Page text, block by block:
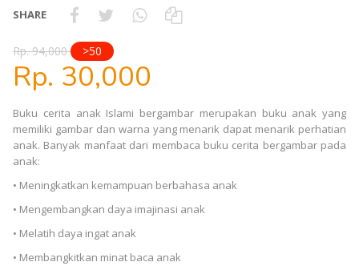
SHARE
Rp. 94,000 >50
Rp. 30,000
Buku cerita anak Islami bergambar merupakan buku anak yang
memiliki gambar dan warna yang menarik dapat menarik perhatian
anak. Banyak manfaat dari membaca buku cerita bergambar pada
anak:
• Meningkatkan kemampuan berbahasa anak
• Mengembangkan daya imajinasi anak
• Melatih daya ingat anak
• Membangkitkan minat baca anak